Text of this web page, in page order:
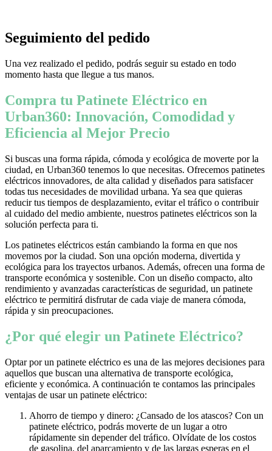
Seguimiento del pedido
Una vez realizado el pedido, podrás seguir su estado en todo
momento hasta que llegue a tus manos.
Compra tu Patinete Eléctrico en
Urban360: Innovación, Comodidad y
Eficiencia al Mejor Precio
Si buscas una forma rápida, cómoda y ecológica de moverte por la
ciudad, en Urban360 tenemos lo que necesitas. Ofrecemos patinetes
eléctricos innovadores, de alta calidad y diseñados para satisfacer
todas tus necesidades de movilidad urbana. Ya sea que quieras
reducir tus tiempos de desplazamiento, evitar el tráfico o contribuir
al cuidado del medio ambiente, nuestros patinetes eléctricos son la
solución perfecta para ti.
Los patinetes eléctricos están cambiando la forma en que nos
movemos por la ciudad. Son una opción moderna, divertida y
ecológica para los trayectos urbanos. Además, ofrecen una forma de
transporte económica y sostenible. Con un diseño compacto, alto
rendimiento y avanzadas características de seguridad, un patinete
eléctrico te permitirá disfrutar de cada viaje de manera cómoda,
rápida y sin preocupaciones.
¿Por qué elegir un Patinete Eléctrico?
Optar por un patinete eléctrico es una de las mejores decisiones para
aquellos que buscan una alternativa de transporte ecológica,
eficiente y económica. A continuación te contamos las principales
ventajas de usar un patinete eléctrico:
Ahorro de tiempo y dinero: ¿Cansado de los atascos? Con un
patinete eléctrico, podrás moverte de un lugar a otro
rápidamente sin depender del tráfico. Olvídate de los costos
de gasolina, del aparcamiento y de las largas esperas en el